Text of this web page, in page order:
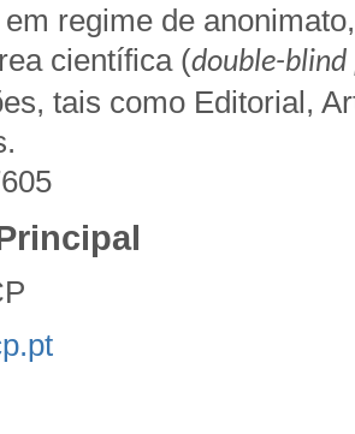
regime de
científica (double-
tais como Editorial,